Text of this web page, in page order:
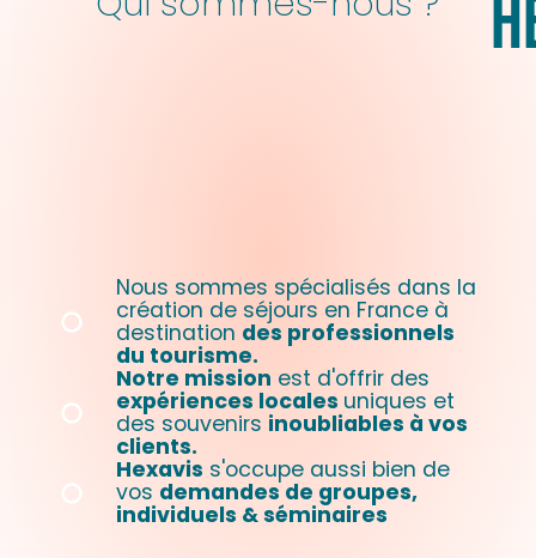
Nous sommes spécialisés dans la
création de séjours en France à
destination des professionnels
du tourisme.
Notre mission est d'offrir des
expériences locales uniques et
des souvenirs inoubliables à vos
clients.
Hexavis s'occupe aussi bien de
vos demandes de groupes,
individuels & séminaires